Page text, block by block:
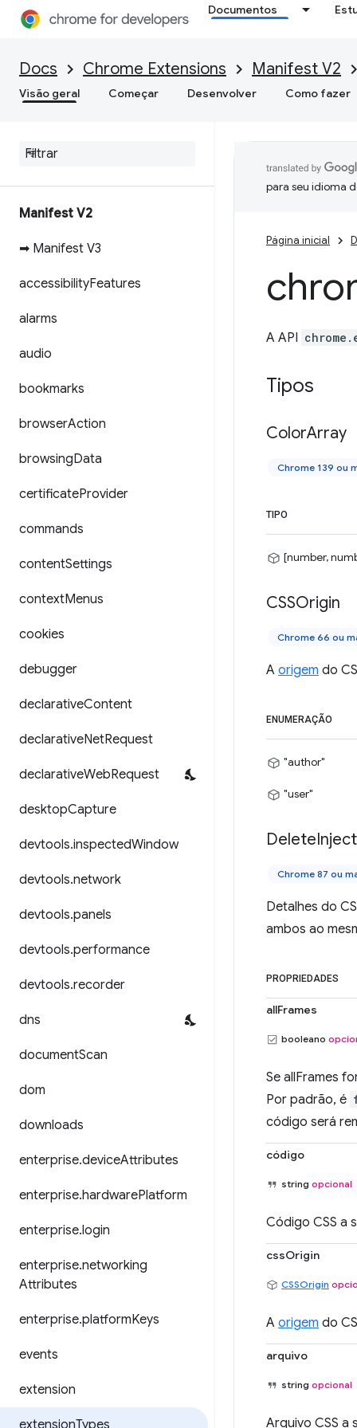
Documentos
Docs Chrome Extensions Manifest V2
Visão geral Começar Desenvolver Como fazer
Manifest V2
➡ Manifest V3
accessibilityFeatures
alarms
audio
bookmarks
browserAction
browsingData
certificateProvider
commands
contentSettings
contextMenus
cookies
debugger
declarativeContent
declarativeNetRequest
declarativeWebRequest
desktopCapture
devtools.inspectedWindow
devtools.network
devtools.panels
devtools.performance
devtools.recorder
dns
documentScan
dom
downloads
enterprise.deviceAttributes
enterprise.hardwarePlatform
enterprise.login
enterprise.networking
Attributes
enterprise.platformKeys
events
extension
extensionTypes
para seu idioma
Página inicial
A API
Tipos
ColorArray
Chrome 139 ou
TIPO
[number,
CSSOrigin
Chrome 66 ou
A origem do
ENUMERAÇÃO
"author"
"user"
Delete
Chrome 87 ou
Detalhes do
ambos ao
PROPRIEDADES
allFrames
booleano
Se allFrames
Por padrão, é
código será
código
string opcional
Código CSS a
cssOrigin
CSSOrigin
A origem do
arquivo
string opcional
Arquivo CSS a